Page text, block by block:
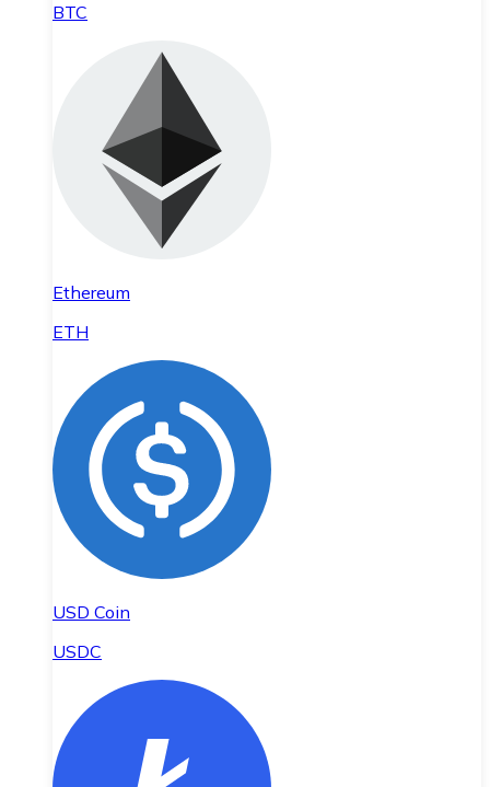
BTC
Ethereum
ETH
USD Coin
USDC